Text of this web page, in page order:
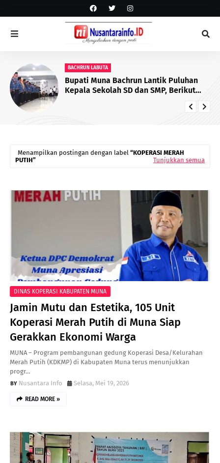
BACHRUN LABUTA
Bupati Muna Bachrun Lantik Puluhan
Kepala Sekolah SD dan SMP, Berikut
Menampilkan postingan dengan label KOPERASI MERAH
PUTIH
Tunjukkan semua
DINAS KOPERASI KABUPATEN MUNA
Jamin Mutu dan Estetika, 105 Unit
Koperasi Merah Putih di Muna Siap
Gerakkan Ekonomi Warga
MUNA – Program pembangunan gedung Koperasi Desa/Kelurahan
Merah Putih (KDKMP) di Kabupaten Muna terus menunjukkan
progr…
Nusantara Info
Selasa, Mei 19, 2026
READ MORE »